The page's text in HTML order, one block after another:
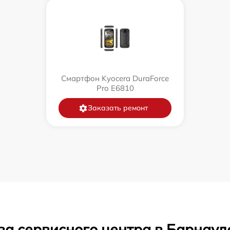
Смартфон Kyocera DuraForce
Pro E6810
Заказать ремонт